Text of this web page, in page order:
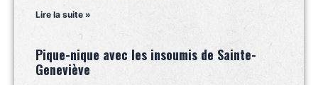
Lire la suite »
Pique-nique avec les insoumis de Sainte-
Geneviève